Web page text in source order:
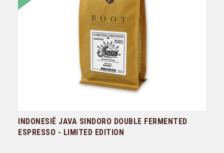
INDONESIË JAVA SINDORO DOUBLE FERMENTED
ESPRESSO - LIMITED EDITION